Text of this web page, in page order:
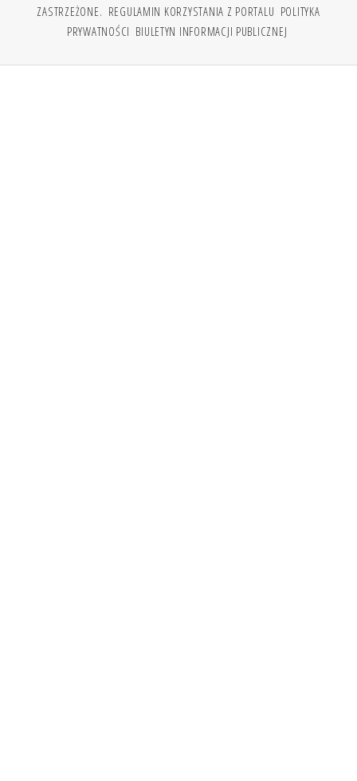
ZASTRZEŻONE. REGULAMIN KORZYSTANIA Z PORTALU POLITYKA
PRYWATNOŚCI BIULETYN INFORMACJI PUBLICZNEJ